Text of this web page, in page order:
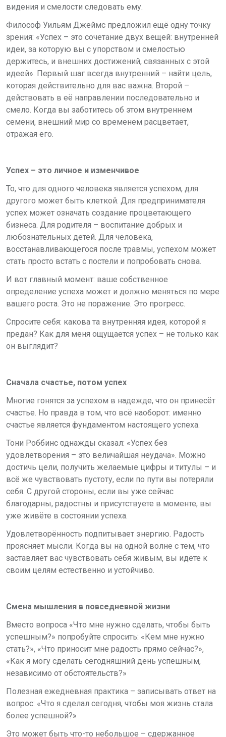
видения и смелости следовать ему.
Философ Уильям Джеймс предложил ещё одну точку
зрения: «Успех – это сочетание двух вещей: внутренней
идеи, за которую вы с упорством и смелостью
держитесь, и внешних достижений, связанных с этой
идеей». Первый шаг всегда внутренний – найти цель,
которая действительно для вас важна. Второй –
действовать в её направлении последовательно и
смело. Когда вы заботитесь об этом внутреннем
семени, внешний мир со временем расцветает,
отражая его.
Успех – это личное и изменчивое
То, что для одного человека является успехом, для
другого может быть клеткой. Для предпринимателя
успех может означать создание процветающего
бизнеса. Для родителя – воспитание добрых и
любознательных детей. Для человека,
восстанавливающегося после травмы, успехом может
стать просто встать с постели и попробовать снова.
И вот главный момент: ваше собственное
определение успеха может и должно меняться по мере
вашего роста. Это не поражение. Это прогресс.
Спросите себя: какова та внутренняя идея, которой я
предан? Как для меня ощущается успех – не только как
он выглядит?
Сначала счастье, потом успех
Многие гонятся за успехом в надежде, что он принесёт
счастье. Но правда в том, что всё наоборот: именно
счастье является фундаментом настоящего успеха.
Тони Роббинс однажды сказал: «Успех без
удовлетворения – это величайшая неудача». Можно
достичь цели, получить желаемые цифры и титулы – и
всё же чувствовать пустоту, если по пути вы потеряли
себя. С другой стороны, если вы уже сейчас
благодарны, радостны и присутствуете в моменте, вы
уже живёте в состоянии успеха.
Удовлетворённость подпитывает энергию. Радость
проясняет мысли. Когда вы на одной волне с тем, что
заставляет вас чувствовать себя живым, вы идёте к
своим целям естественно и устойчиво.
Смена мышления в повседневной жизни
Вместо вопроса «Что мне нужно сделать, чтобы быть
успешным?» попробуйте спросить: «Кем мне нужно
стать?», «Что приносит мне радость прямо сейчас?»,
«Как я могу сделать сегодняшний день успешным,
независимо от обстоятельств?»
Полезная ежедневная практика – записывать ответ на
вопрос: «Что я сделал сегодня, чтобы моя жизнь стала
более успешной?»
Это может быть что-то небольшое – сдержанное